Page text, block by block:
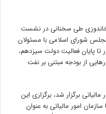
طی سخنانی در نشست
شورای اسلامی با مسئولان
تا پایان فعالیت دولت سیزدهم،
از بودجه مبتنی بر نفت
برگزار شد، برگزاری این
امور مالیاتی به عنوان